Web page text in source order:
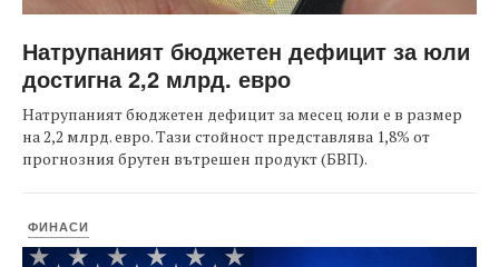
Натрупаният бюджетен дефицит за юли
достигна 2,2 млрд. евро
Натрупаният бюджетен дефицит за месец юли е в размер
на 2,2 млрд. евро. Тази стойност представлява 1,8% от
прогнозния брутен вътрешен продукт (БВП).
ФИНАСИ